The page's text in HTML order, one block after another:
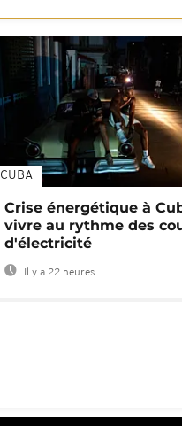
CUBA
Crise énergétique à
vivre au rythme des
d'électricité
Il y a 22 heures